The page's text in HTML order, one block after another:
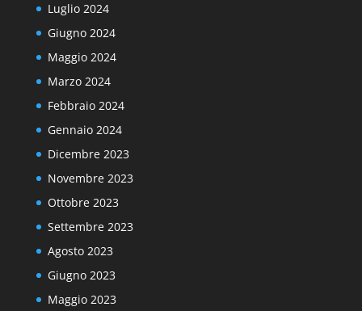
Luglio 2024
Giugno 2024
Maggio 2024
Marzo 2024
Febbraio 2024
Gennaio 2024
Dicembre 2023
Novembre 2023
Ottobre 2023
Settembre 2023
Agosto 2023
Giugno 2023
Maggio 2023